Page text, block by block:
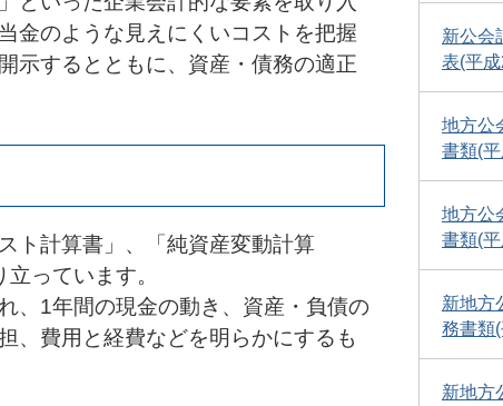
金のような見えにくいコストを把握
示するとともに、資産・債務の適正
ト計算書」、「純資産変動計算
っています。
、1年間の現金の動き、資産・負債の
、費用と経費などを明らかにするも
新公会
表(平
地方公
書類(
地方公
書類(
新地方
務書類
新地方